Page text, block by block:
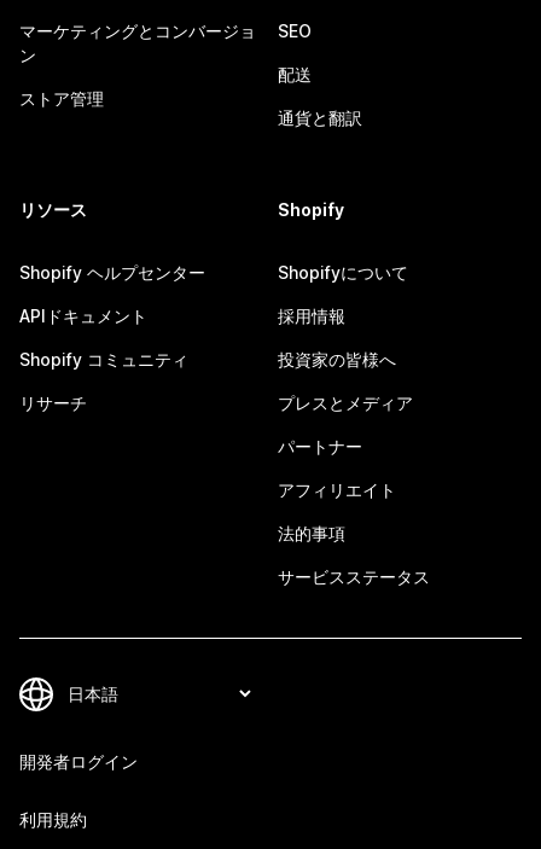
マーケティングとコンバージョ
ン
ストア管理
SEO
配送
通貨と翻訳
リソース
Shopify ヘルプセンター
APIドキュメント
Shopify コミュニティ
リサーチ
Shopify
Shopifyについて
採用情報
投資家の皆様へ
プレスとメディア
パートナー
アフィリエイト
法的事項
サービスステータス
開発者ログイン
利用規約